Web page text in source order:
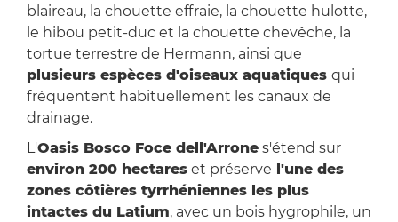
blaireau, la chouette effraie, la chouette hulotte,
le hibou petit-duc et la chouette chevêche, la
tortue terrestre de Hermann, ainsi que
plusieurs espèces d'oiseaux aquatiques qui
fréquentent habituellement les canaux de
drainage.
L'Oasis Bosco Foce dell'Arrones'étend sur
environ 200 hectareset préserve l'une des
zones côtières tyrrhéniennes les plus
intactes du Latium, avec un bois hygrophile, un